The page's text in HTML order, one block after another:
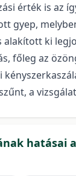
érték is az
gyep,
alakított ki
főleg az
a
hatásai